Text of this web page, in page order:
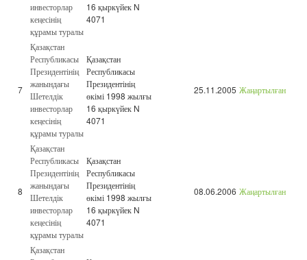
инвесторлар
кеңесінің
құрамы туралы
16 қыркүйек N
4071
7
Қазақстан
Республикасы
Президентінің
жанындағы
Шетелдік
инвесторлар
кеңесінің
құрамы туралы
Қазақстан
Республикасы
Президентінің
өкімі 1998 жылғы
16 қыркүйек N
4071
25.11.2005 Жаңартылған
8
Қазақстан
Республикасы
Президентінің
жанындағы
Шетелдік
инвесторлар
кеңесінің
құрамы туралы
Қазақстан
Республикасы
Президентінің
өкімі 1998 жылғы
16 қыркүйек N
4071
08.06.2006 Жаңартылған
Қазақстан